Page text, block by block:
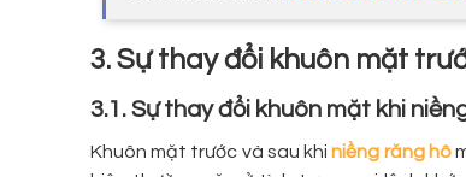
3. Sự thay đổi khuôn mặt
3.1. Sự thay đổi khuôn mặt khi
Khuôn mặt trước và sau khiniềng răng hô